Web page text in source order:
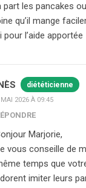
part les pancakes
qu’il mange
pour l’aide apportée
diététicienne
MAI 2026 À 09:45
Marjorie,
vous conseille de
temps que
imiter leurs